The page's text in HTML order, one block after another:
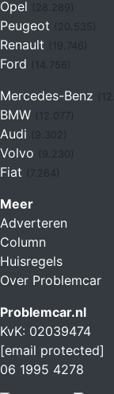
Opel
Peugeot
Renault (19.746)
Ford (14.756)
Mercedes-Benz
BMW
Audi
Volvo
Fiat (7.264)
Meer
Adverteren
Column
Huisregels
Over Problemcar
Problemcar.nl
KvK: 02039474
[email protected]
06 1995 4278